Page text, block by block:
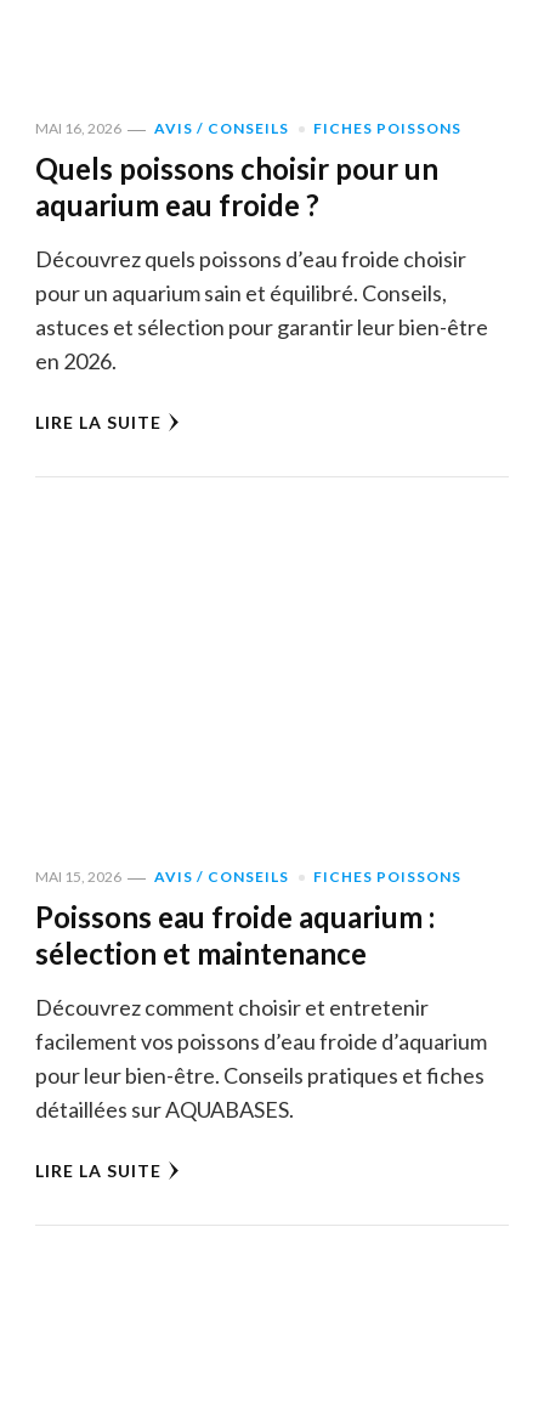
MAI 16, 2026 AVIS / CONSEILS FICHES POISSONS
Quels poissons choisir pour un
aquarium eau froide ?
Découvrez quels poissons d’eau froide choisir
pour un aquarium sain et équilibré. Conseils,
astuces et sélection pour garantir leur bien-être
en 2026.
LIRE LA SUITE
MAI 15, 2026 AVIS / CONSEILS FICHES POISSONS
Poissons eau froide aquarium :
sélection et maintenance
Découvrez comment choisir et entretenir
facilement vos poissons d’eau froide d’aquarium
pour leur bien-être. Conseils pratiques et fiches
détaillées sur AQUABASES.
LIRE LA SUITE